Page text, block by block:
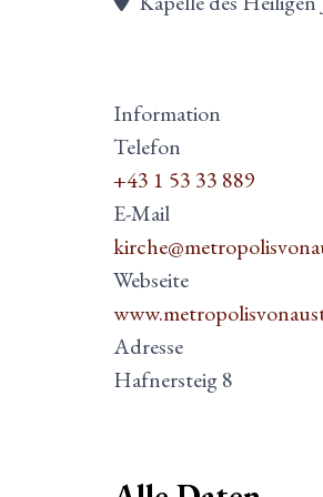
Information
Telefon
+43 1 53 33 889
E-Mail
Webseite
Adresse
Hafnersteig 8